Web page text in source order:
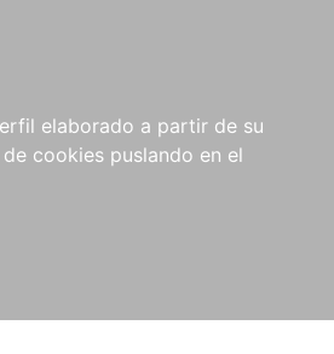
elaborado a partir de su
cookies puslando en el
COMPRAS
INSTITUCIONALES